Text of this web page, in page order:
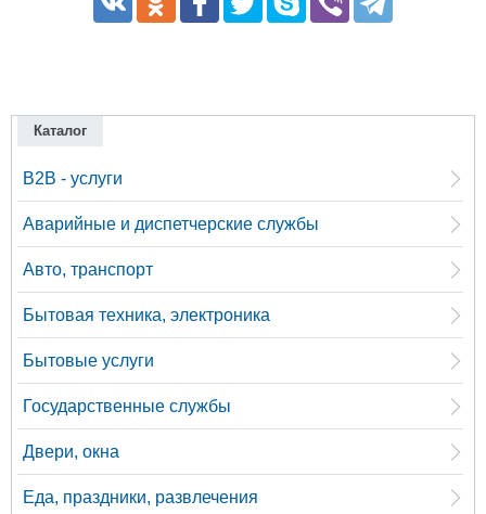
Каталог
B2B - услуги
Аварийные и диспетчерские службы
Авто, транспорт
Бытовая техника, электроника
Бытовые услуги
Государственные службы
Двери, окна
Еда, праздники, развлечения